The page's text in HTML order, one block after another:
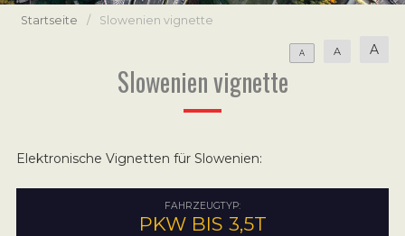
Startseite / Slowenien vignette
A A A
Slowenien vignette
Elektronische Vignetten für Slowenien:
FAHRZEUGTYP:
PKW BIS 3,5T